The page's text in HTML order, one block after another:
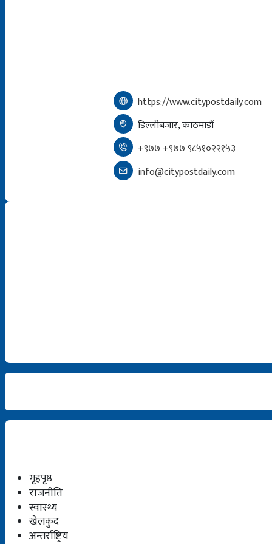
https://www.citypostdaily.com
डिल्लीबजार, काठमाडौं
+९७७ +९७७ ९८५१०२२१५३
info@citypostdaily.com
गृहपृष्ठ
राजनीति
स्वास्थ्य
खेलकुद
अन्तर्राष्ट्रिय